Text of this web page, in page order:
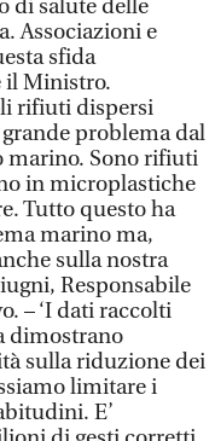
di salute delle
Associazioni e
sfida
il Ministro.
rifiuti dispersi
problema dal
marino. Sono rifiuti
in microplastiche
Tutto questo ha
marino ma,
sulla nostra
Responsabile
– ‘I dati raccolti
dimostrano
sulla riduzione dei
limitare i
E’